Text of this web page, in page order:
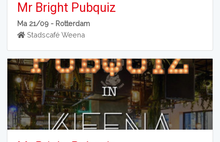
Mr Bright Pubquiz
Ma 21/09 - Rotterdam
Stadscafé Weena